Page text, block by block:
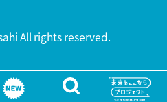
All rights reserved.